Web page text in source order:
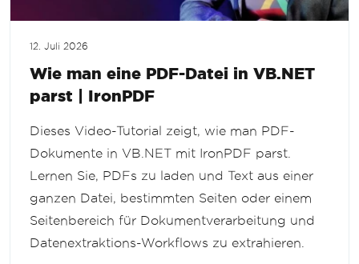
12. Juli 2026
Wie man eine PDF-Datei in VB.NET
parst | IronPDF
Dieses Video-Tutorial zeigt, wie man PDF-
Dokumente in VB.NET mit IronPDF parst.
Lernen Sie, PDFs zu laden und Text aus einer
ganzen Datei, bestimmten Seiten oder einem
Seitenbereich für Dokumentverarbeitung und
Datenextraktions-Workflows zu extrahieren.